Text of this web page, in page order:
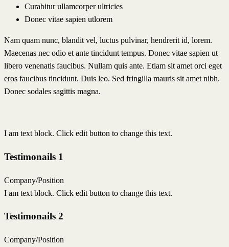
Curabitur ullamcorper ultricies
Donec vitae sapien utlorem
Nam quam nunc, blandit vel, luctus pulvinar, hendrerit id, lorem.
Maecenas nec odio et ante tincidunt tempus. Donec vitae sapien ut
libero venenatis faucibus. Nullam quis ante. Etiam sit amet orci eget
eros faucibus tincidunt. Duis leo. Sed fringilla mauris sit amet nibh.
Donec sodales sagittis magna.
I am text block. Click edit button to change this text.
Testimonails 1
Company/Position
I am text block. Click edit button to change this text.
Testimonails 2
Company/Position